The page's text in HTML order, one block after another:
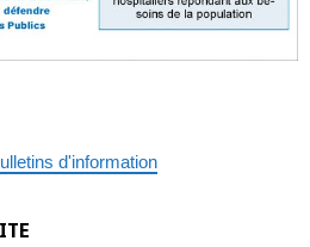
d'information